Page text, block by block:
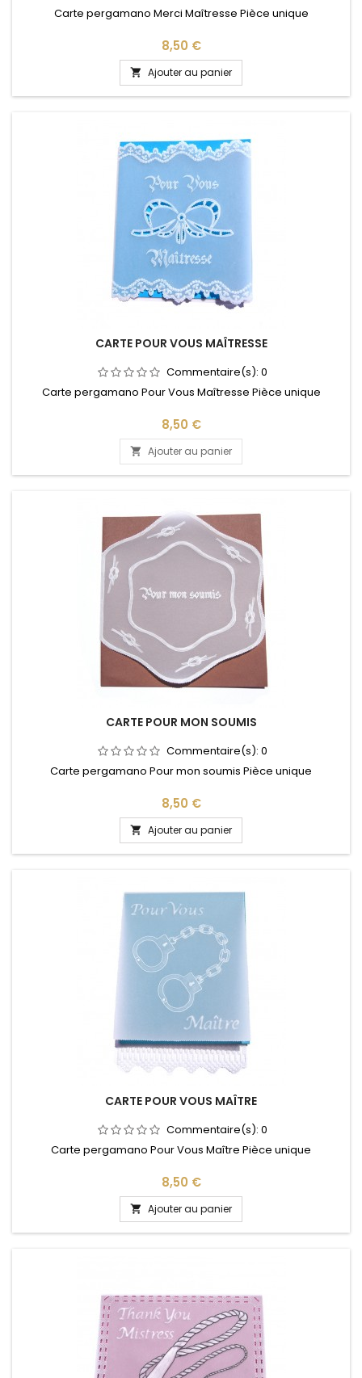
Carte pergamano Merci Maîtresse Pièce unique
Prix
8,50 €
 Ajouter au panier
CARTE POUR VOUS MAÎTRESSE
Commentaire(s): 0
Carte pergamano Pour Vous Maîtresse Pièce unique
Prix
8,50 €
 Ajouter au panier
CARTE POUR MON SOUMIS
Commentaire(s): 0
Carte pergamano Pour mon soumis Pièce unique
Prix
8,50 €
 Ajouter au panier
CARTE POUR VOUS MAÎTRE
Commentaire(s): 0
Carte pergamano Pour Vous Maître Pièce unique
Prix
8,50 €
 Ajouter au panier